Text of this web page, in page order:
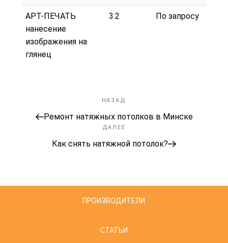
АРТ-ПЕЧАТЬ
нанесение
изображения на
глянец
3.2 По запросу
записям
Предыдущая
запись:
НАЗАД
Ремонт натяжных потолков в Минске
Следующая
запись
ДАЛЕЕ
Как снять натяжной потолок?
ПРОИЗВОДИТЕЛИ
СТАТЬИ